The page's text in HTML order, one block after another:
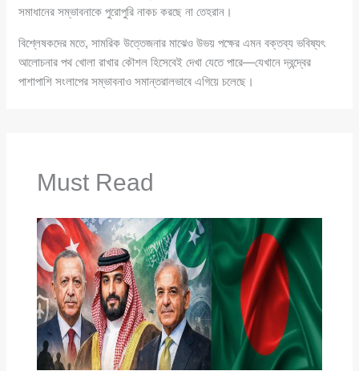
সমাধানের সম্ভাবনাকে পুরোপুরি নাকচ করছে না তেহরান।
বিশ্লেষকদের মতে, সামরিক উত্তেজনার মাঝেও উভয় পক্ষের এমন বক্তব্য ভবিষ্যৎ
আলোচনার পথ খোলা রাখার কৌশল হিসেবেই দেখা যেতে পারে—যেখানে দ্বন্দ্বের
পাশাপাশি সংলাপের সম্ভাবনাও সমান্তরালভাবে এগিয়ে চলেছে।
Must Read